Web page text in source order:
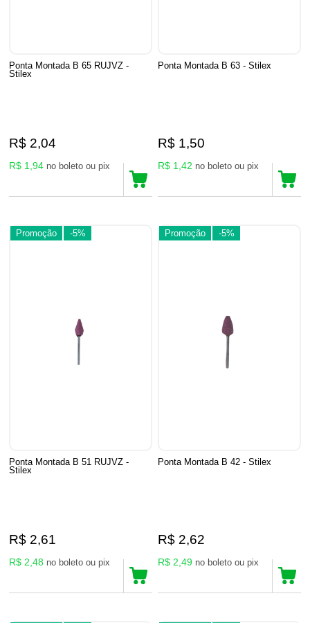
Ponta Montada B 65 RUJVZ -
Stilex
R$ 2,04
R$ 1,94 no boleto ou pix
Ponta Montada B 63 - Stilex
R$ 1,50
R$ 1,42 no boleto ou pix
Promoção -5%
Ponta Montada B 51 RUJVZ -
Stilex
R$ 2,61
R$ 2,48 no boleto ou pix
Promoção -5%
Ponta Montada B 42 - Stilex
R$ 2,62
R$ 2,49 no boleto ou pix